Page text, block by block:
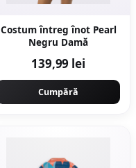
Costum întreg înot Pearl
Negru Damă
139,99 lei
Cumpără